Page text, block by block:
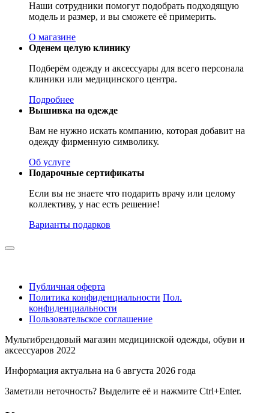
Наши сотрудники помогут подобрать подходящую
модель и размер, и вы сможете её примерить.
О магазине
Оденем целую клинику
Подберём одежду и аксессуары для всего персонала
клиники или медицинского центра.
Подробнее
Вышивка на одежде
Вам не нужно искать компанию, которая добавит на
одежду фирменную символику.
Об услуге
Подарочные сертификаты
Если вы не знаете что подарить врачу или целому
коллективу, у нас есть решение!
Варианты подарков
Публичная оферта
Политика конфиденциальности Пол.
конфиденциальности
Пользовательское соглашение
Мультибрендовый магазин медицинской одежды, обуви и
аксессуаров 2022
Информация актуальна на 6 августа 2026 года
Заметили неточность? Выделите её и нажмите Ctrl+Enter.